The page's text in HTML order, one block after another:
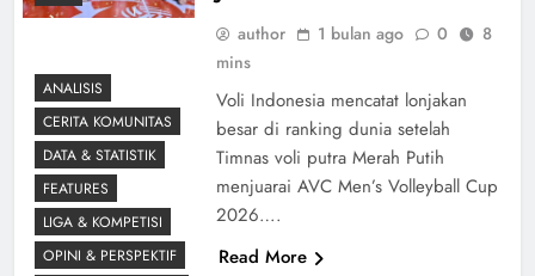
author 1 bulan ago 0
8
mins
Voli Indonesia mencatat lonjakan
besar di ranking dunia setelah
Timnas voli putra Merah Putih
menjuarai AVC Men’s Volleyball Cup
2026….
Read More
ANALISIS
CERITA KOMUNITAS
DATA & STATISTIK
FEATURES
LIGA & KOMPETISI
OPINI & PERSPEKTIF